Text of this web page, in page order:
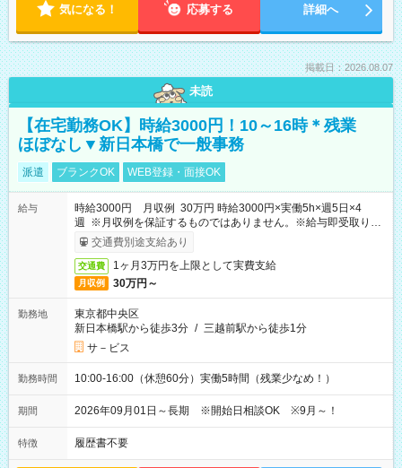
気になる！ 応募する 詳細へ
掲載日：2026.08.07
未読
【在宅勤務OK】時給3000円！10～16時＊残業
ほぼなし▼新日本橋で一般事務
派遣 ブランクOK WEB登録・面接OK
給与
時給3000円 月収例 30万円 時給3000円×実働5h×週5日×4
週 ※月収例を保証するものではありません。※給与即受取りサ
ービス利用可（利用条件有）
交通費別途支給あり
交通費 1ヶ月3万円を上限として実費支給
月収例 30万円～
勤務地
東京都中央区
新日本橋駅から徒歩3分 / 三越前駅から徒歩1分
サ－ビス
勤務時間 10:00-16:00（休憩60分）実働5時間（残業少なめ！）
期間 2026年09月01日～長期 ※開始日相談OK ※9月～！
特徴 履歴書不要